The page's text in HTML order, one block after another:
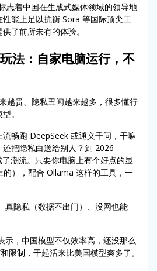
志着中国在生成式媒体领域的领导地
能上足以抗衡 Sora 等国际顶尖工
了前所未有的体验。
法：自家电脑运行，不
越贵、隐私丑闻越来越多，很多懂行
。
畅跑 DeepSeek 或通义千问，干嘛
把隐私白送给别人？到 2026
潮流。只要你电脑上有个好点的显
的），配合 Ollama 这样的工具，一
真隐私（数据不出门）、没网也能
示，中国模型不仅效率高，还没那么
限制，干起活来比美国模型爽多了。